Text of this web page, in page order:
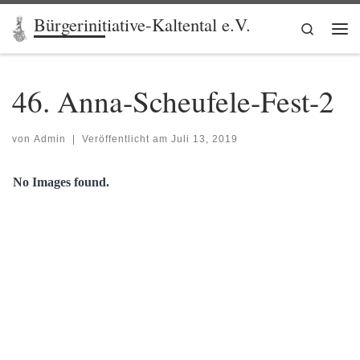
Zum Inhalt springen
Bürgerinitiative-Kaltental e.V.
Search
46. Anna-Scheufele-Fest-2
von Admin Veröffentlicht am Juli 13, 2019
No Images found.